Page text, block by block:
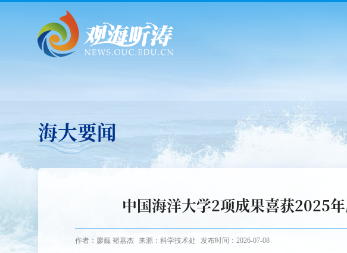
海大要闻
中国海洋大学2项成果喜获2025
作者：廖巍 褚嘉杰 来源：科学技术处 发布时间：2026-07-08